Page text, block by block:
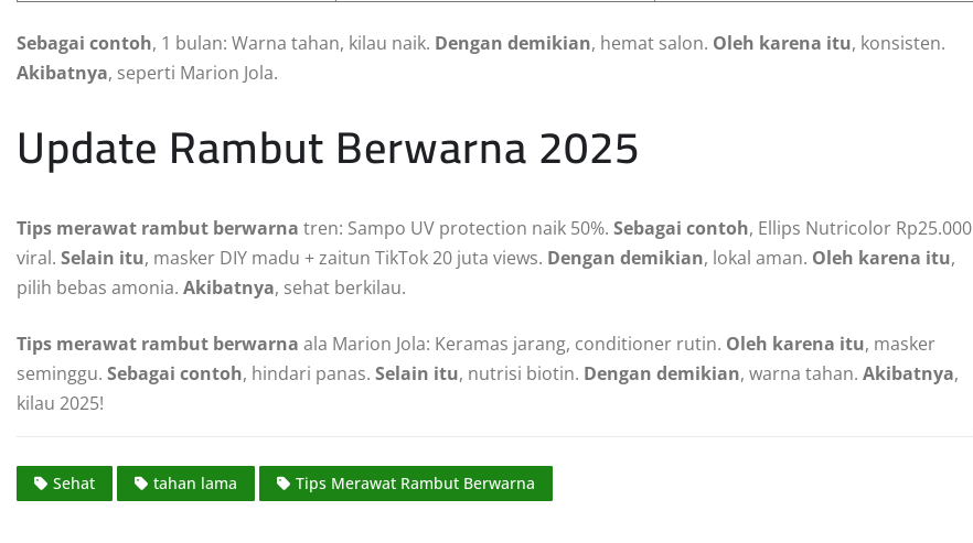
Sebagai contoh, 1 bulan: Warna tahan, kilau naik. Dengan demikian, hemat salon. Oleh karena itu, konsisten.
Akibatnya, seperti Marion Jola.
Update Rambut Berwarna 2025
Tips merawat rambut berwarna tren: Sampo UV protection naik 50%. Sebagai contoh, Ellips Nutricolor Rp25.000
viral. Selain itu, masker DIY madu + zaitun TikTok 20 juta views. Dengan demikian, lokal aman. Oleh karena itu,
pilih bebas amonia. Akibatnya, sehat berkilau.
Tips merawat rambut berwarna ala Marion Jola: Keramas jarang, conditioner rutin. Oleh karena itu, masker
seminggu. Sebagai contoh, hindari panas. Selain itu, nutrisi biotin. Dengan demikian, warna tahan. Akibatnya,
kilau 2025!
Sehat tahan lama Tips Merawat Rambut Berwarna